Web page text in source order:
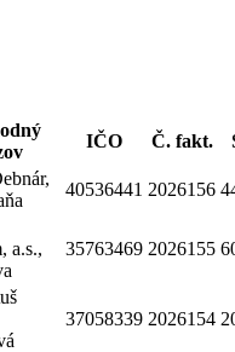
IČO Č. fakt.
40536441 2026156
a.s.,
35763469 2026155
37058339 2026154